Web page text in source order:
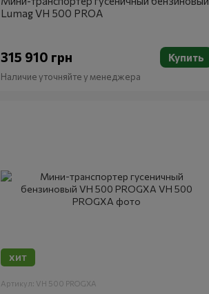
Lumag VH 500 PROA
315 910 грн Купить
Наличие уточняйте у менеджера
ХИТ
Артикул: VH 500 PROGXA